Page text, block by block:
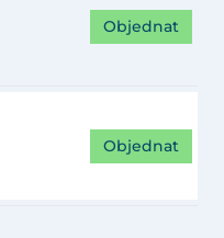
Objednat
Objednat